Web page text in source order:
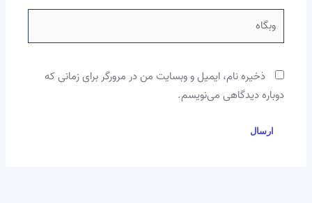
وبگاه
ذخیره نام، ایمیل و وبسایت من در مرورگر برای زمانی که
دوباره دیدگاهی می‌نویسم.